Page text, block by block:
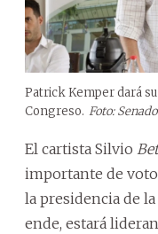
Patrick Kemper dará
Congreso. Foto: Senado
El cartista Silvio
importante de
la presidencia de
ende, estará